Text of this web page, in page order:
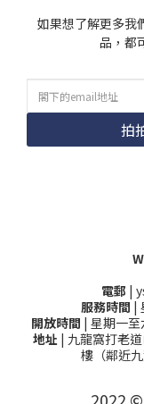
如果想了解更多我
品，都
拍
電郵 |
服務時間 |
開放時間 | 星期一
地址 | 九龍窩打老
樓（鄰近